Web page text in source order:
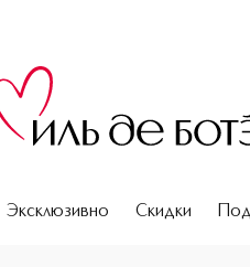
Эксклюзивно Скидки